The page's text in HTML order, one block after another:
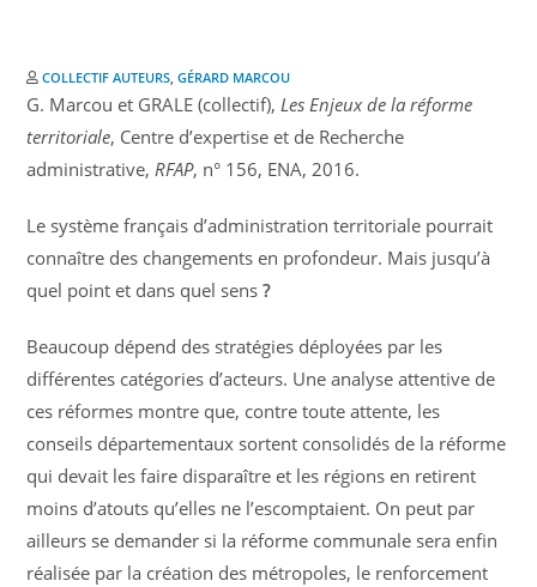
COLLECTIF AUTEURS, GÉRARD MARCOU
G. Marcou et GRALE (collectif),Les Enjeux de la réforme
territoriale, Centre d’expertise et de Recherche
administrative,RFAP, n° 156, ENA, 2016.
Le système français d’administration territoriale pourrait
connaître des changements en profondeur. Mais jusqu’à
quel point et dans quel sens?
Beaucoup dépend des stratégies déployées par les
différentes catégories d’acteurs. Une analyse attentive de
ces réformes montre que, contre toute attente, les
conseils départementaux sortent consolidés de la réforme
qui devait les faire disparaître et les régions en retirent
moins d’atouts qu’elles ne l’escomptaient. On peut par
ailleurs se demander si la réforme communale sera enfin
réalisée par la création des métropoles, le renforcement